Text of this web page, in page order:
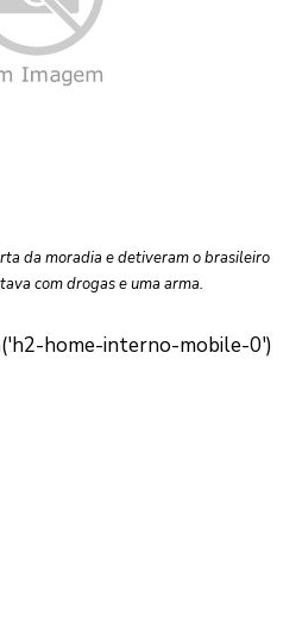
da moradia e detiveram o brasileiro
com drogas e uma arma.